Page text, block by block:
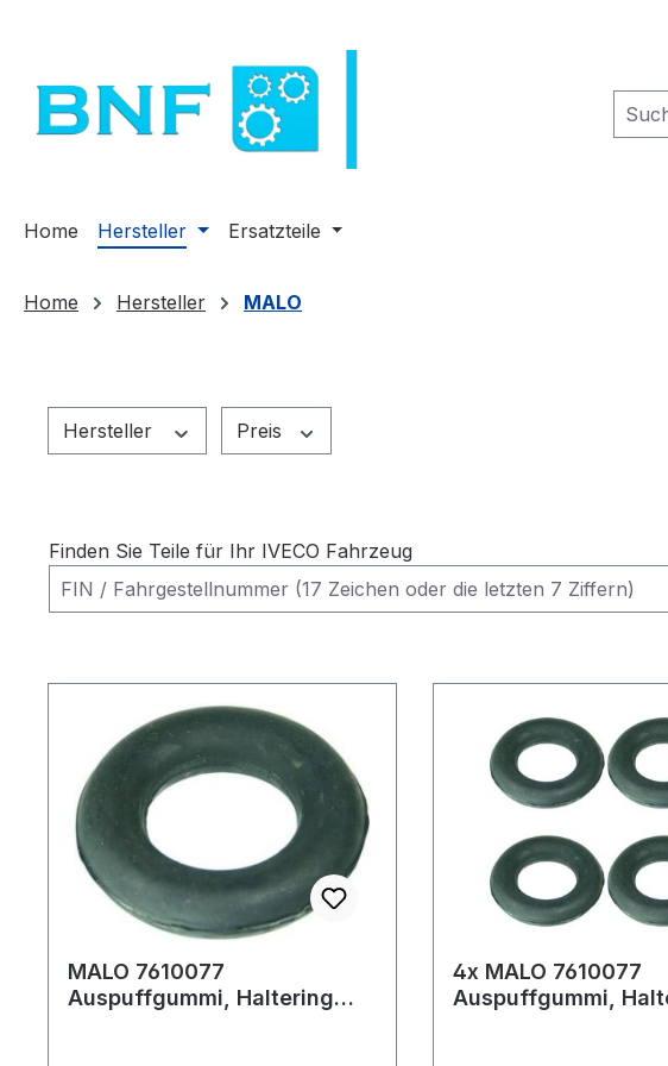
Home Hersteller Ersatzteile
Home Hersteller MALO
Hersteller Preis
Finden Sie Teile für Ihr IVECO Fahrzeug
MALO 7610077
Auspuffgummi, Haltering
4x MALO 7610077
Auspuffgummi,